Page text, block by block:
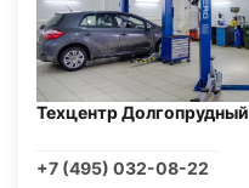
Техцентр Долгопрудный
+7 (495) 032-08-22